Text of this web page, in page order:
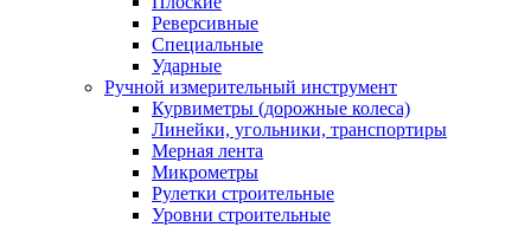
Реверсивные
Специальные
Ударные
Ручной измерительный инструмент
Курвиметры (дорожные колеса)
Линейки, угольники, транспортиры
Мерная лента
Микрометры
Рулетки строительные
Уровни строительные